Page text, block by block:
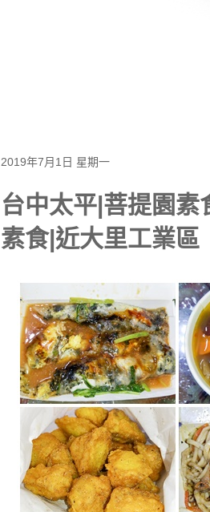
2019年7月1日 星期一
台中太平|菩提園
素食|近大里工業區